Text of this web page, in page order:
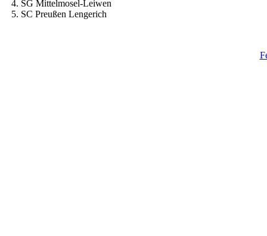
4. SG Mittelmosel-Leiwen
5. SC Preußen Lengerich